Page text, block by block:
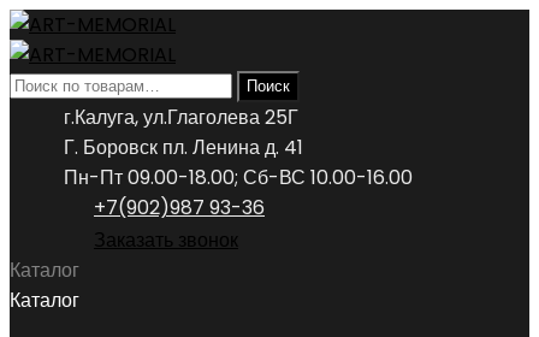
Искать: Поиск
г.Калуга, ул.Глаголева 25Г
Г. Боровск пл. Ленина д. 41
Пн-Пт 09.00-18.00; Сб-ВС 10.00-16.00
+7(902)987 93-36
Заказать звонок
Каталог
Каталог